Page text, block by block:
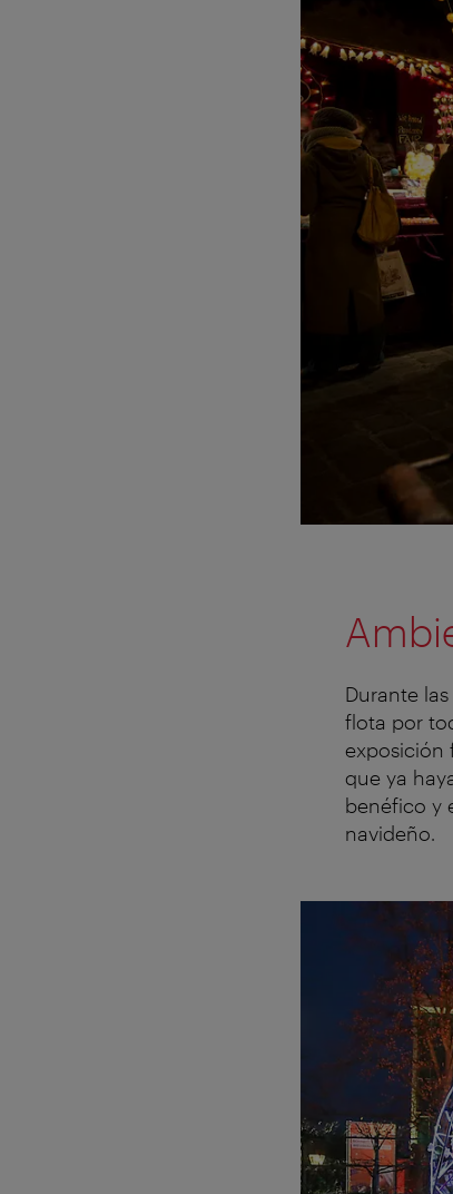
Durante
flota por
exposición
que ya
benéfico y
navideño.